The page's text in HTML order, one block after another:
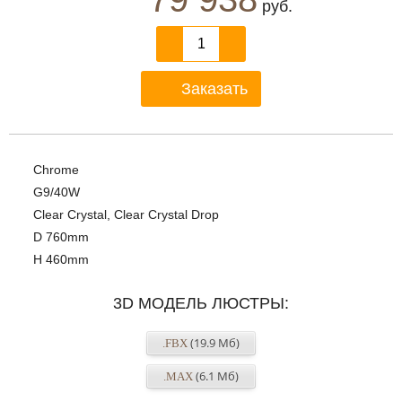
руб.
Заказать
Chrome
G9/40W
Clear Crystal, Clear Crystal Drop
D 760mm
H 460mm
3D МОДЕЛЬ ЛЮСТРЫ:
.FBX (19.9 Мб)
.MAX (6.1 Мб)